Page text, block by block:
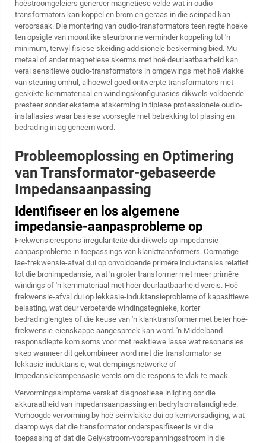
hoëstroomgeleiers genereer magnetiese velde wat in oudio-
transformators kan koppel en brom en geraas in die seinpad kan
veroorsaak. Die montering van oudio-transformators teen regte hoeke
ten opsigte van moontlike steurbronne verminder koppeling tot 'n
minimum, terwyl fisiese skeiding addisionele beskerming bied. Mu-
metaal of ander magnetiese skerms met hoë deurlaatbaarheid kan
veral sensitiewe oudio-transformators in omgewings met hoë vlakke
van steuring omhul, alhoewel goed ontwerpte transformators met
geskikte kernmateriaal en windingskonfigurasies dikwels voldoende
presteer sonder eksterne afskerming in tipiese professionele oudio-
installasies waar basiese voorsegte met betrekking tot plasing en
bedrading in ag geneem word.
Probleemoplossing en Optimering
van Transformator-gebaseerde
Impedansaanpassing
Identifiseer en los algemene
impedansie-aanpasprobleme op
Frekwensierespons-irregulariteite dui dikwels op impedansie-
aanpasprobleme in toepassings van klanktransformers. Oormatige
lae-frekwensie-afval dui op onvoldoende primêre induktansies relatief
tot die bronimpedansie, wat 'n groter transformer met meer primêre
windings of 'n kernmateriaal met hoër deurlaatbaarheid vereis. Hoë-
frekwensie-afval dui op lekkasie-induktansieprobleme of kapasitiewe
belasting, wat deur verbeterde windingstegnieke, korter
bedradinglengtes of die keuse van 'n klanktransformer met beter hoë-
frekwensie-eienskappe aangespreek kan word. 'n Middelband-
responsdiepte kom soms voor met reaktiewe lasse wat resonansies
skep wanneer dit gekombineer word met die transformator se
lekkasie-induktansie, wat dempingsnetwerke of
impedansiekompensasie vereis om die respons te vlak te maak.
Vervormingssimptome verskaf diagnostiese inligting oor die
akkuraatheid van impedansaanpassing en bedryfsomstandighede.
Verhoogde vervorming by hoë seinvlakke dui op kernversadiging, wat
daarop wys dat die transformator onderspesifiseer is vir die
toepassing of dat die Gelykstroom-voorspanningsstroom in die